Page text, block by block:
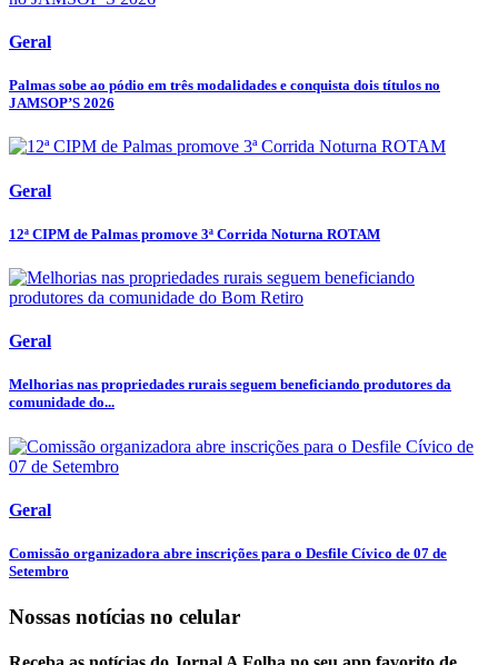
Geral
Palmas sobe ao pódio em três modalidades e conquista dois títulos no
JAMSOP’S 2026
Geral
12ª CIPM de Palmas promove 3ª Corrida Noturna ROTAM
Geral
Melhorias nas propriedades rurais seguem beneficiando produtores da
comunidade do...
Geral
Comissão organizadora abre inscrições para o Desfile Cívico de 07 de
Setembro
Nossas notícias no celular